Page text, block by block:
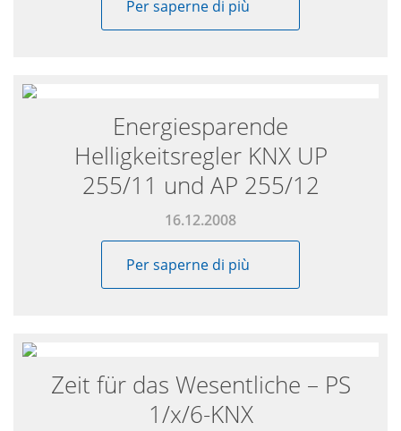
Per saperne di più
Energiesparende
Helligkeitsregler KNX UP
255/11 und AP 255/12
16.12.2008
Per saperne di più
Zeit für das Wesentliche – PS
1/x/6-KNX